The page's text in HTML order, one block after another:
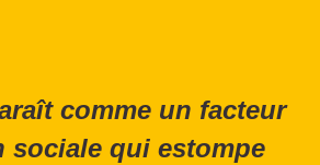
comme un facteur
sociale qui estompe